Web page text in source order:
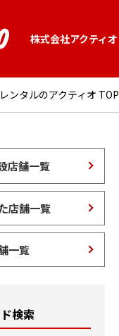
株式会社アクティオ
ンタルのアクティオ TOP
店舗一覧
店舗一覧
一覧
検索